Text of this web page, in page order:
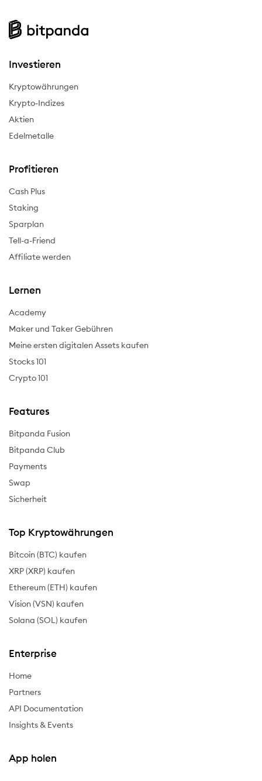
Investieren
Kryptowährungen
Krypto-Indizes
Aktien
Edelmetalle
Profitieren
Cash Plus
Staking
Sparplan
Tell-a-Friend
Affiliate werden
Lernen
Academy
Maker und Taker Gebühren
Meine ersten digitalen Assets kaufen
Stocks 101
Crypto 101
Features
Bitpanda Fusion
Bitpanda Club
Payments
Swap
Sicherheit
Top Kryptowährungen
Bitcoin (BTC) kaufen
XRP (XRP) kaufen
Ethereum (ETH) kaufen
Vision (VSN) kaufen
Solana (SOL) kaufen
Enterprise
Home
Partners
API Documentation
Insights & Events
App holen